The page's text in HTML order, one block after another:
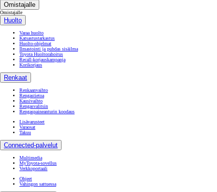
Omistajalle
Omistajalle
Huolto
Varaa huolto
Katsastustarkastus
Huolto-ohjelmat
Ilmastointi ja puhdas sisäilma
Toyota Huoltorahoitus
Recall-korjauskampanja
Korikorjaus
Renkaat
Renkaanvaihto
Rengastietoa
Kausivaihto
Rengasvalitsin
Rengaspaineanturin koodaus
Lisävarusteet
Varaosat
Takuu
Connected-palvelut
Multimedia
MyToyota-sovellus
Verkkoportaali
Ohjeet
Vahingon sattuessa